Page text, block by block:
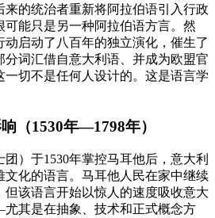
的统治者重新将阿拉伯语引入行政
能只是另一种阿拉伯语方言。然
启动了八百年的独立演化，催生了
分词汇借自意大利语、并成为欧盟官
切不是任何人设计的。这是语言学
（1530年—1798年）
团）于1530年掌控马耳他后，意大利
文化的语言。马耳他人民在家中继续
该语言开始以惊人的速度吸收意大
其是在抽象、技术和正式概念方